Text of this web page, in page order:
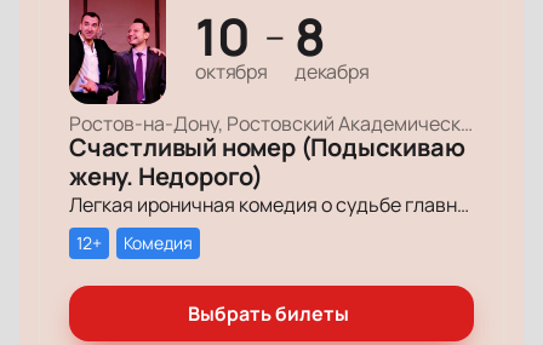
10
октября
— 8
декабря
Ростов-на-Дону, Ростовский Академический Театр Драмы, Малая сцена
Счастливый номер (Подыскиваю
жену. Недорого)
Легкая ироничная комедия о судьбе главного героя-миллионера, который мечтает обрести успех и в личной жизни.
12+ Комедия
Выбрать билеты